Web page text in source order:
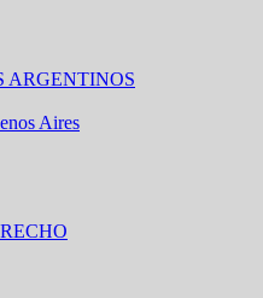
ARGENTINOS
Aires